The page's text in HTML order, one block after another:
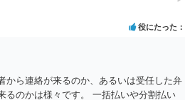
役にたった
から連絡が来るのか、あるいは受任した弁
るのかは様々です。 一括払いや分割払い